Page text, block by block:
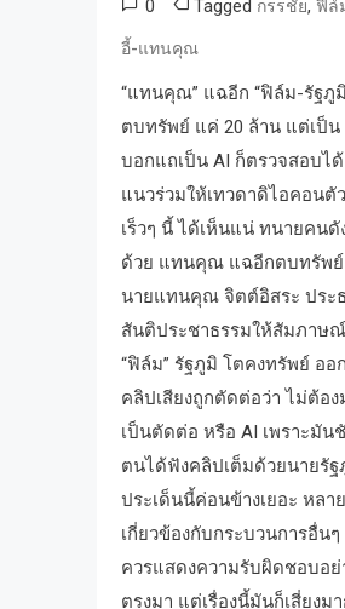
0 Tagged กรรชัย, ฟิล์
อี้-แทนคุณ
“แทนคุณ” แฉอีก “ฟิล์ม-รัฐภู
ตบทรัพย์ แค่ 20 ล้าน แต่เป็น
บอกแถเป็น AI ก็ตรวจสอบได้
แนวร่วมให้เทวดาดิไอคอนตั
เร็วๆ นี้ ได้เห็นแน่ ทนายคนดั
ด้วย แทนคุณ แฉอีกตบทรัพ
นายแทนคุณ จิตต์อิสระ ประ
สันติประชาธรรมให้สัมภาษ
“ฟิล์ม” รัฐภูมิ โตคงทรัพย์ ออ
คลิปเสียงถูกตัดต่อว่า ไม่ต้อง
เป็นตัดต่อ หรือ AI เพราะมัน
ตนได้ฟังคลิปเต็มด้วยนายรัฐ
ประเด็นนี้ค่อนข้างเยอะ หลา
เกี่ยวข้องกับกระบวนการอื่น
ควรแสดงความรับผิดชอบอย่
ตรงมา แต่เรื่องนี้มันก็เสี่ยงม